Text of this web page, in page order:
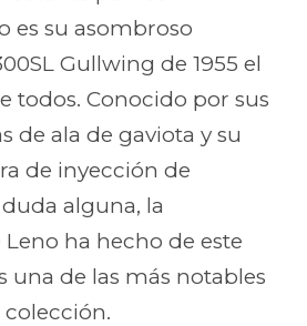
es su asombroso
Gullwing de 1955 el
todos. Conocido por sus
de ala de gaviota y su
de inyección de
alguna, la
ha hecho de este
una de las más notables